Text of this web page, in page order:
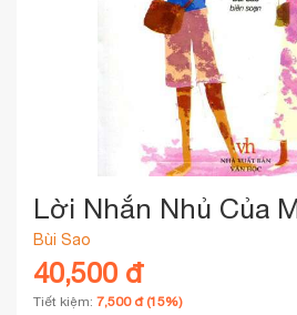
Lời Nhắn Nhủ Của
Bùi Sao
40,500 đ
Tiết kiệm: 7,500 đ (15%)